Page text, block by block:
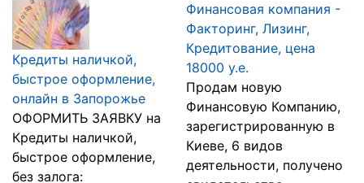
Кредиты наличкой,
быстрое оформление,
онлайн в Запорожье
ОФОРМИТЬ ЗАЯВКУ на
Кредиты наличкой,
быстрое оформление,
без залога:
Финансовая компания -
Факторинг, Лизинг,
Кредитование, цена
18000 у.е.
Продам новую
Финансовую Компанию,
зарегистрированную в
Киеве, 6 видов
деятельности, получено